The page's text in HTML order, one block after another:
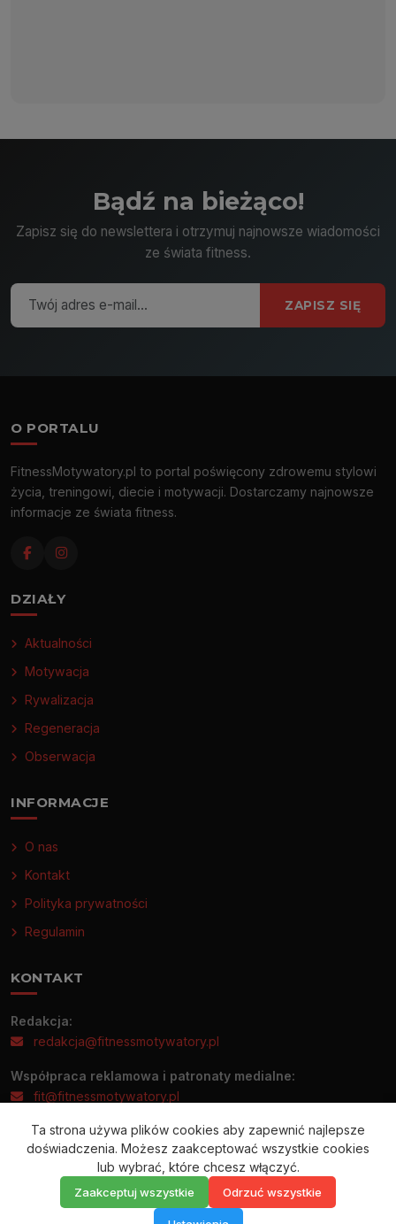
Bądź na bieżąco!
Zapisz się do newslettera i otrzymuj najnowsze wiadomości
ze świata fitness.
ZAPISZ SIĘ
O PORTALU
FitnessMotywatory.pl to portal poświęcony zdrowemu stylowi
życia, treningowi, diecie i motywacji. Dostarczamy najnowsze
informacje ze świata fitness.
DZIAŁY
Aktualności
Motywacja
Rywalizacja
Regeneracja
Obserwacja
INFORMACJE
O nas
Kontakt
Polityka prywatności
Regulamin
KONTAKT
Redakcja:
redakcja@fitnessmotywatory.pl
Współpraca reklamowa i patronaty medialne:
fit@fitnessmotywatory.pl
Informacje prasowe prosimy wysyłać wyłącznie na adres:
redakcja@fitnessmotywatory.pl
Ta strona używa plików cookies aby zapewnić najlepsze
doświadczenia. Możesz zaakceptować wszystkie cookies
lub wybrać, które chcesz włączyć.
Zaakceptuj wszystkie Odrzuć wszystkie